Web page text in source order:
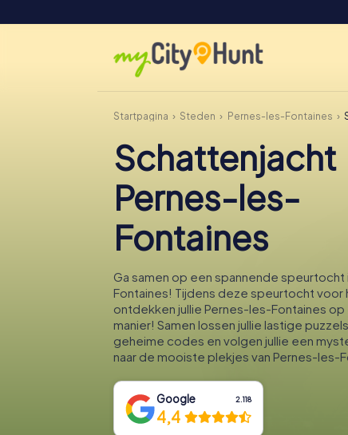
Startpagina Steden Pernes-les-Fontaines
Schattenjacht
Pernes-les-
Fontaines
Ga samen op een spannende speurtocht
Fontaines! Tijdens deze speurtocht voor
ontdekken jullie Pernes-les-Fontaines op
manier! Samen lossen jullie lastige
geheime codes en volgen jullie een
naar de mooiste plekjes van Pernes-les-
Google 2.118
4,4